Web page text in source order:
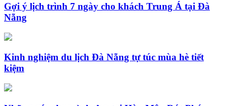
Gợi ý lịch trình 7 ngày cho khách Trung Á tại Đà
Nẵng
Kinh nghiệm du lịch Đà Nẵng tự túc mùa hè tiết
kiệm